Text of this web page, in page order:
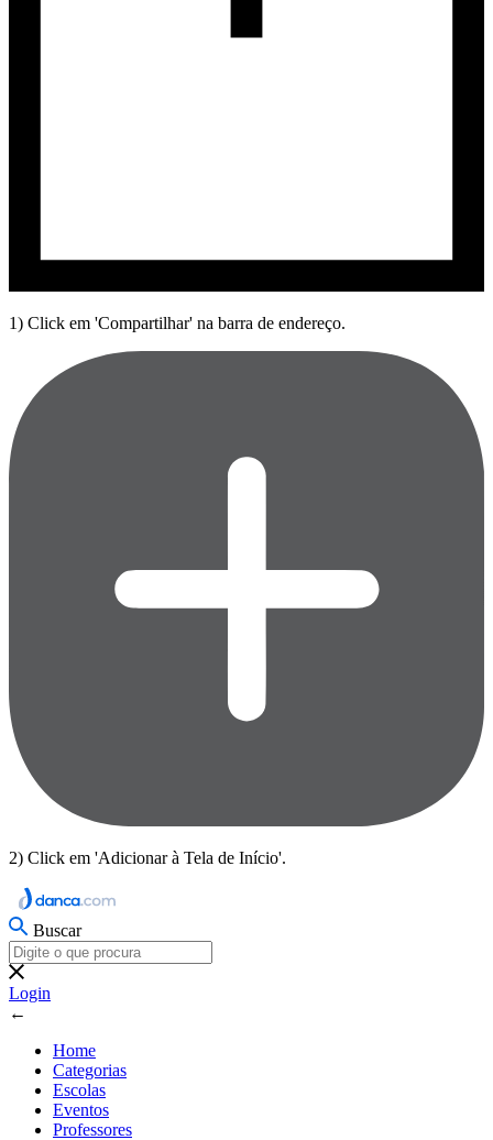
1) Click em 'Compartilhar' na barra de endereço.
2) Click em 'Adicionar à Tela de Início'.
Buscar
Login
←
Home
Categorias
Escolas
Eventos
Professores